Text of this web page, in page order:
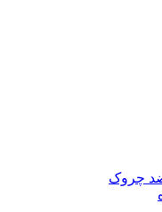
چروک